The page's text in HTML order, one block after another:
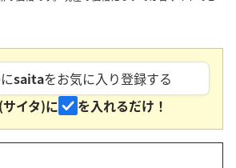
saitaをお気に入り登録する
イタ)に
を入れるだけ！